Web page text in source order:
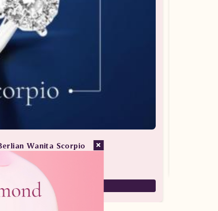
Wanita Scorpio
Berlian / Cincin Berlian
7,880,000
5,516,000